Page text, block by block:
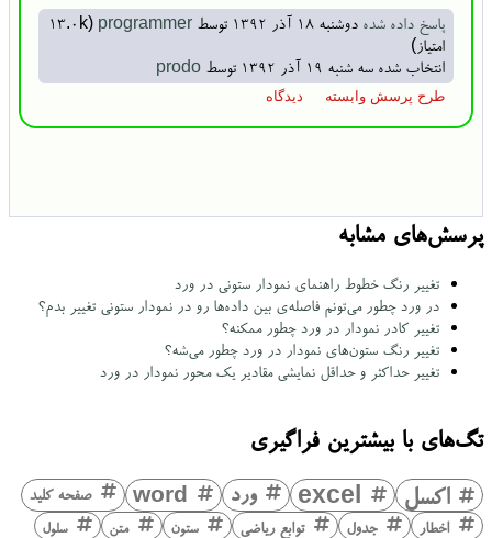
پرسش‌های مشابه
تغییر رنگ خطوط راهنمای نمودار ستونی در ورد
در ورد چطور می‌تونم فاصله‌ی بین داده‌ها رو در نمودار ستونی تغییر بدم؟
تغییر کادر نمودار در ورد چطور ممکنه؟
تغییر رنگ ستون‌های نمودار در ورد چطور می‌شه؟
تغییر حداکثر و حداقل نمایشی مقادیر یک محور نمودار در ورد
تگ‌های با بیشترین فراگیری
اکسل
excel ورد word صفحه کلید
اخطار جدول توابع ریاضی ستون متن سلول
پاسخ داده شده دوشنبه ۱۸ آذر ۱۳۹۲ توسط programmer
(
13.0k
امتیاز)
انتخاب شده سه شنبه ۱۹ آذر ۱۳۹۲ توسط prodo